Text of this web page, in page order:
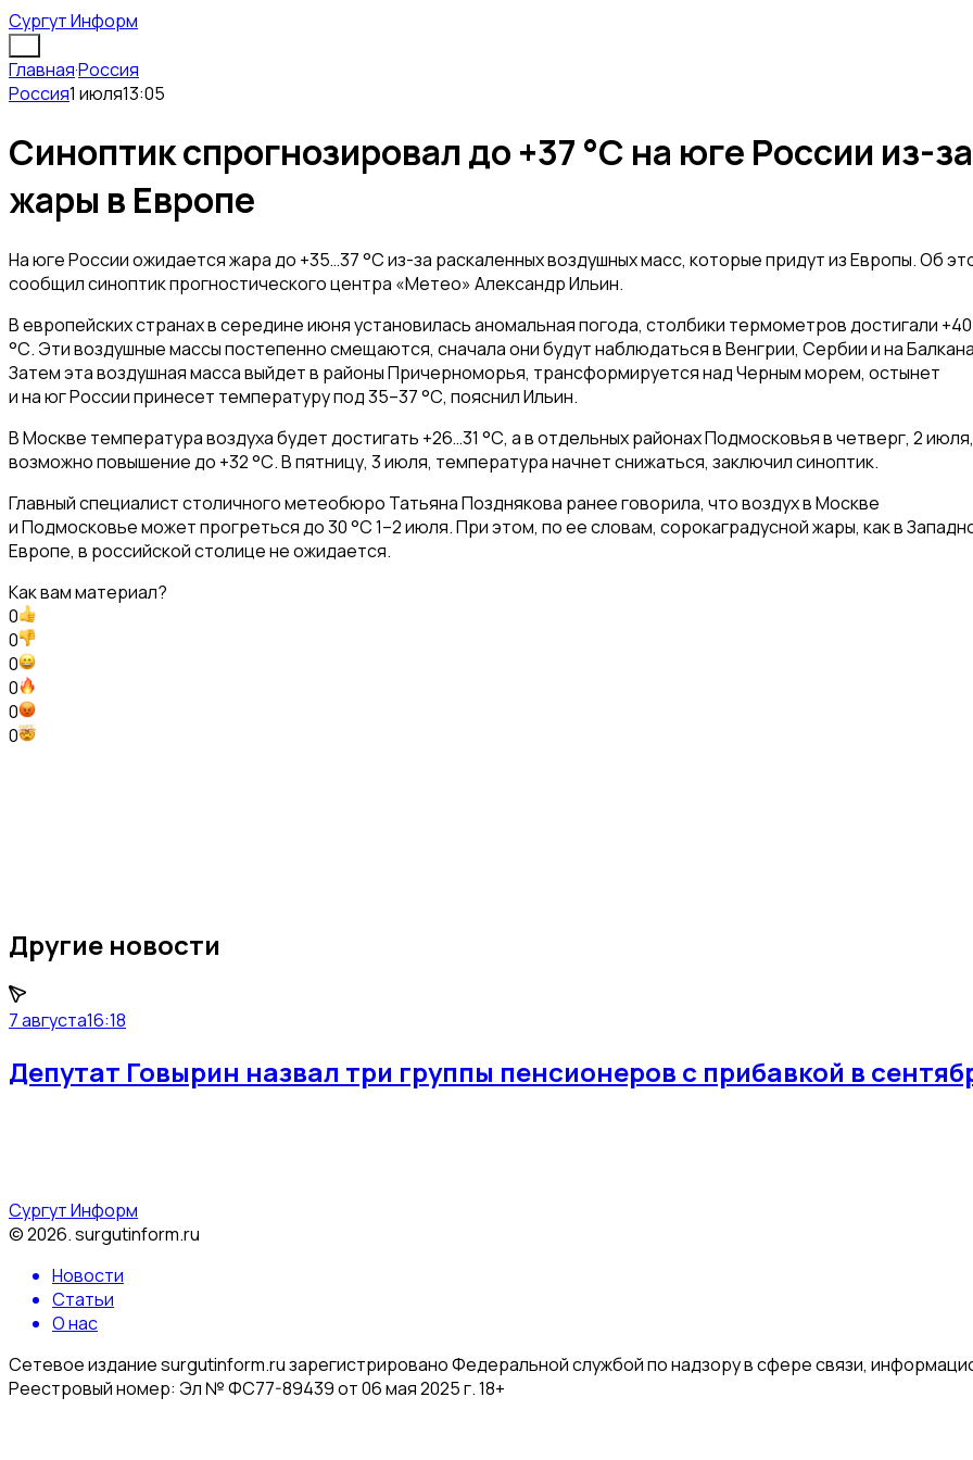
Сургут Информ
Главная·Россия
Россия1 июля13:05
Синоптик спрогнозировал до +37 °С на юге России из-за
жары в Европе
На юге России ожидается жара до +35…37 °С из-за раскаленных воздушных масс, которые придут из Европы. Об
сообщил синоптик прогностического центра «Метео» Александр Ильин.
В европейских странах в середине июня установилась аномальная погода, столбики термометров достигали +40
°С. Эти воздушные массы постепенно смещаются, сначала они будут наблюдаться в Венгрии, Сербии и на
Затем эта воздушная масса выйдет в районы Причерноморья, трансформируется над Черным морем, остынет
и на юг России принесет температуру под 35–37 °С, пояснил Ильин.
В Москве температура воздуха будет достигать +26…31 °С, а в отдельных районах Подмосковья в четверг, 2 июля,
возможно повышение до +32 °С. В пятницу, 3 июля, температура начнет снижаться, заключил синоптик.
Главный специалист столичного метеобюро Татьяна Позднякова ранее говорила, что воздух в Москве
и Подмосковье может прогреться до 30 °С 1–2 июля. При этом, по ее словам, сорокаградусной жары, как в
Европе, в российской столице не ожидается.
Как вам материал?
0
0
0
0
0
0
Другие новости
7 августа16:18
Депутат Говырин назвал три группы пенсионеров с прибавкой в
Сургут Информ
©2026.surgutinform.ru
Новости
Статьи
О нас
Сетевое издание surgutinform.ru зарегистрировано Федеральной службой по надзору в сфере связи,
Реестровый номер: Эл № ФС77-89439 от 06 мая 2025 г. 18+